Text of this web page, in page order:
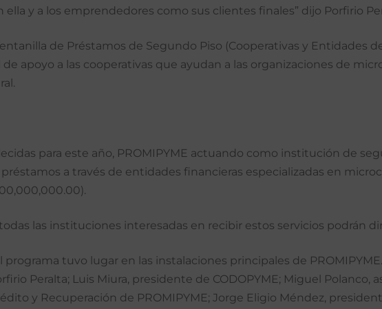
y a los emprendedores como sus clientes finales” dijo Porfirio
de Préstamos de Segundo Piso (Cooperativas y Entidades
apoyo a las cooperativas que ayudan a las organizaciones de
para este año, PROMIPYME actuando como institución de
a través de entidades financieras especializadas en
las instituciones interesadas en recibir estos servicios podrán
tuvo lugar en las instalaciones principales de
Peralta; Luis Miura, presidente de CODOPYME; Miguel
y Recuperación de PROMIPYME; Jorge Eligio Méndez,